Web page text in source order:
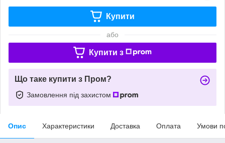
Купити
або
Купити з
Що таке купити з Пром?
Замовлення під захистом
Опис Характеристики Доставка Оплата Умови